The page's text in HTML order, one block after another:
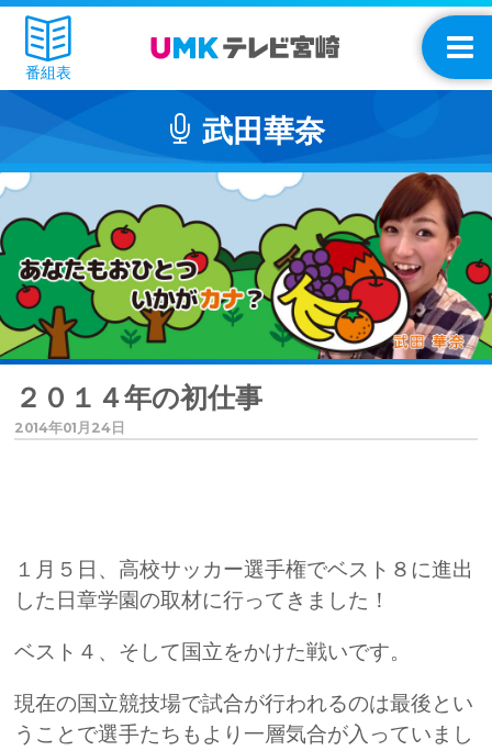
番組表
武田華奈
２０１４年の初仕事
2014年01月24日
１月５日、高校サッカー選手権でベスト８に進出
した日章学園の取材に行ってきました！
ベスト４、そして国立をかけた戦いです。
現在の国立競技場で試合が行われるのは最後とい
うことで選手たちもより一層気合が入っていまし